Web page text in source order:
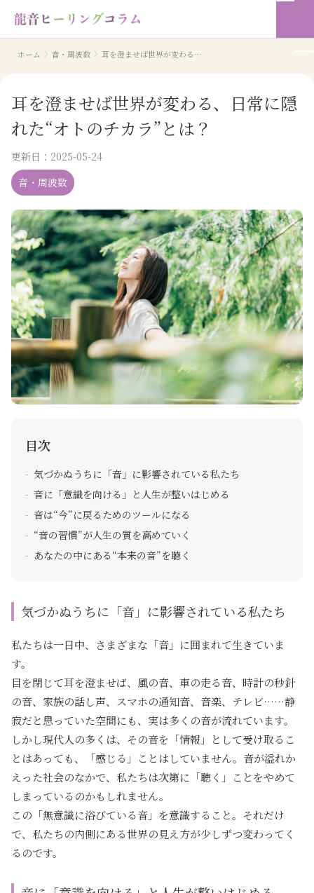
ホーム 音・周波数 耳を澄ませば世界が変わる、日常に隠れた“オトのチカラ”とは？
耳を澄ませば世界が変わる、日常に隠
れた“オトのチカラ”とは？
更新日： 2025-05-24
音・周波数
目次
気づかぬうちに「音」に影響されている私たち
音に「意識を向ける」と人生が整いはじめる
音は“今”に戻るためのツールになる
“音の習慣”が人生の質を高めていく
あなたの中にある“本来の音”を聴く
気づかぬうちに「音」に影響されている私たち
私たちは一日中、さまざまな「音」に囲まれて生きていま
す。
目を閉じて耳を澄ませば、風の音、車の走る音、時計の秒針
の音、家族の話し声、スマホの通知音、音楽、テレビ……静
寂だと思っていた空間にも、実は多くの音が流れています。
しかし現代人の多くは、その音を「情報」として受け取るこ
とはあっても、「感じる」ことはしていません。音が溢れか
えった社会のなかで、私たちは次第に「聴く」ことをやめて
しまっているのかもしれません。
この「無意識に浴びている音」を意識すること。それだけ
で、私たちの内側にある世界の見え方が少しずつ変わってく
るのです。